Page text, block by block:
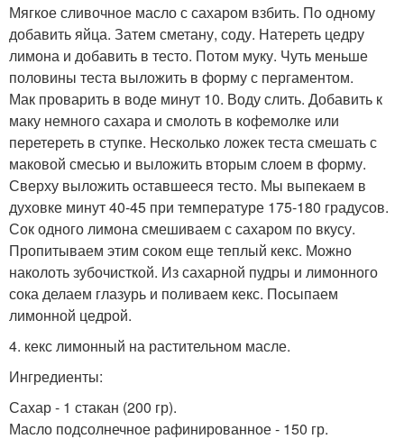
Мягкое сливочное масло с сахаром взбить. По одному
добавить яйца. Затем сметану, соду. Натереть цедру
лимона и добавить в тесто. Потом муку. Чуть меньше
половины теста выложить в форму с пергаментом.
Мак проварить в воде минут 10. Воду слить. Добавить к
маку немного сахара и смолоть в кофемолке или
перетереть в ступке. Несколько ложек теста смешать с
маковой смесью и выложить вторым слоем в форму.
Сверху выложить оставшееся тесто. Мы выпекаем в
духовке минут 40-45 при температуре 175-180 градусов.
Сок одного лимона смешиваем с сахаром по вкусу.
Пропитываем этим соком еще теплый кекс. Можно
наколоть зубочисткой. Из сахарной пудры и лимонного
сока делаем глазурь и поливаем кекс. Посыпаем
лимонной цедрой.
4. кекс лимонный на растительном масле.
Ингредиенты:
Сахар - 1 стакан (200 гр).
Масло подсолнечное рафинированное - 150 гр.